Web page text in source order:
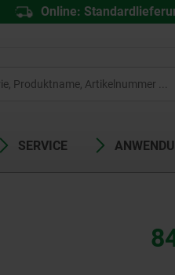
Online:
SERVICE